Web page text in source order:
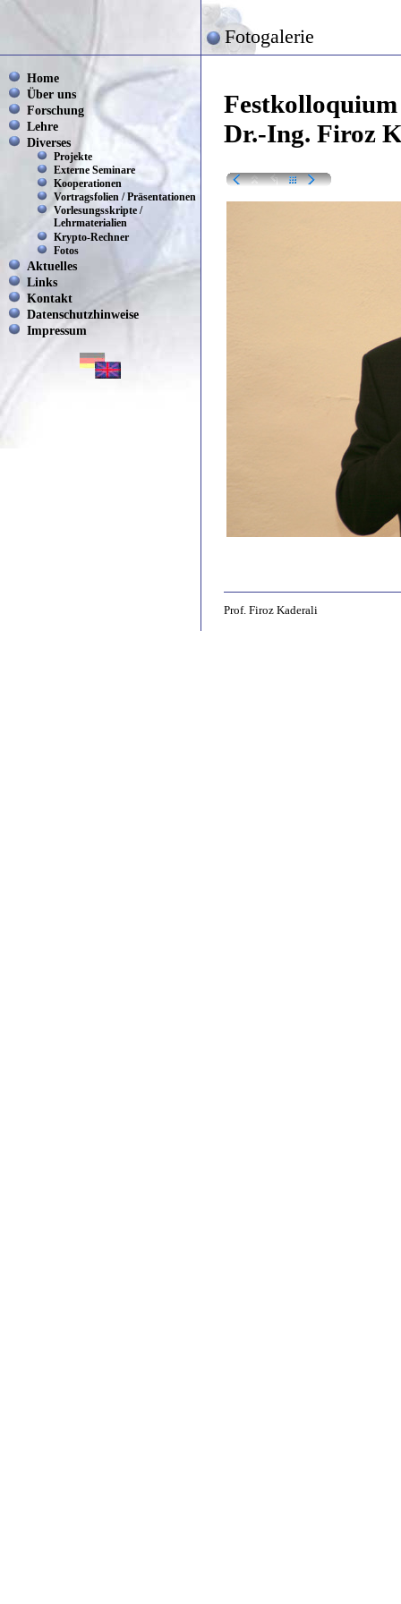
Fotogalerie
Home
Über uns
Forschung
Lehre
Diverses
Projekte
Externe Seminare
Kooperationen
Vortragsfolien / Präsentationen
Vorlesungsskripte /
Lehrmaterialien
Krypto-Rechner
Fotos
Aktuelles
Links
Kontakt
Datenschutzhinweise
Impressum
Festkolloquium
Dr.-Ing. Firoz
Prof. Firoz Kaderali